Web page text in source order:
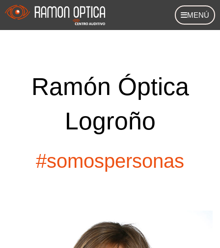
contenido
MENÚ
Ramón Óptica
Logroño
#somospersonas